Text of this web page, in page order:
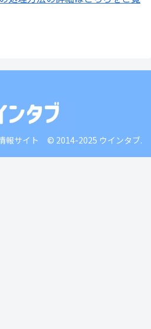
報サイト © 2014-2025 ウインタブ.